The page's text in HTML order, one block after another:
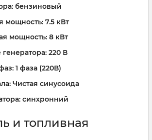
бензиновый
мощность: 7.5 кВт
мощность: 8 кВт
220 В
1 фаза (220В)
Чистая синусоида
синхронний
и топливная